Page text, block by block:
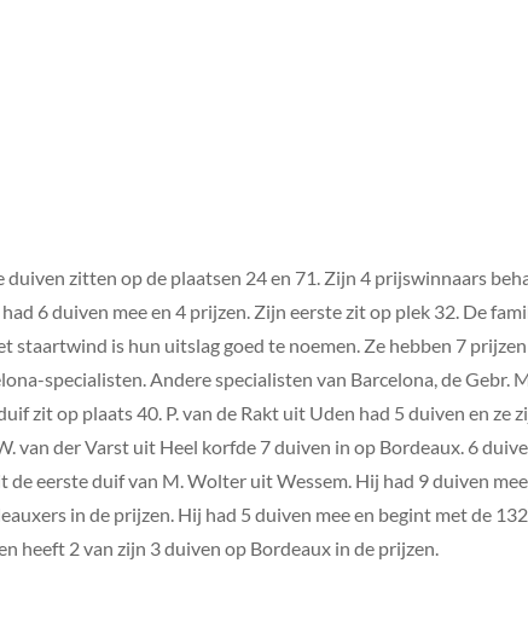
zitten op de plaatsen 24 en 71. Zijn 4 prijswinnaars
6 duiven mee en 4 prijzen. Zijn eerste zit op plek 32. De
staartwind is hun uitslag goed te noemen. Ze hebben 7
specialisten. Andere specialisten van Barcelona, de Gebr.
zit op plaats 40. P. van de Rakt uit Uden had 5 duiven en ze
van der Varst uit Heel korfde 7 duiven in op Bordeaux. 6
eerste duif van M. Wolter uit Wessem. Hij had 9 duiven
in de prijzen. Hij had 5 duiven mee en begint met de 132
heeft 2 van zijn 3 duiven op Bordeaux in de prijzen.